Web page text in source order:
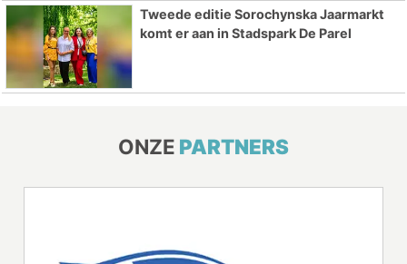
Tweede editie Sorochynska Jaarmarkt
komt er aan in Stadspark De Parel
ONZE PARTNERS